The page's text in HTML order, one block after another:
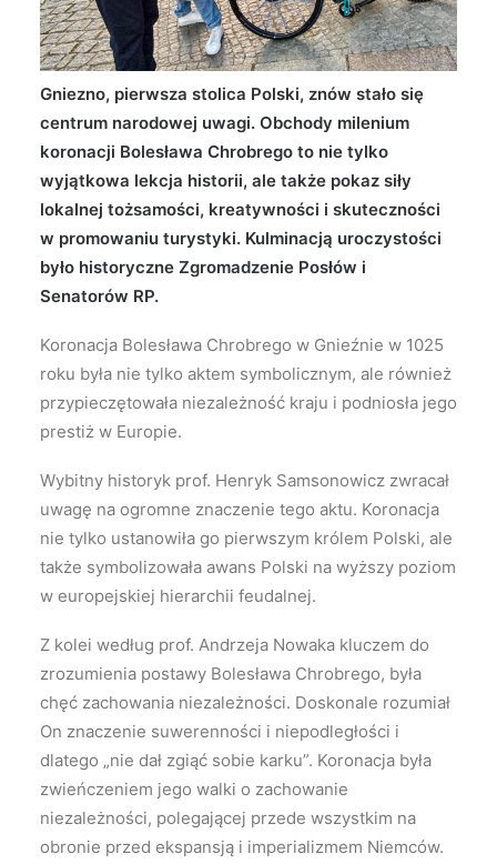
Gniezno, pierwsza stolica Polski, znów stało się
centrum narodowej uwagi. Obchody milenium
koronacji Bolesława Chrobrego to nie tylko
wyjątkowa lekcja historii, ale także pokaz siły
lokalnej tożsamości, kreatywności i skuteczności
w promowaniu turystyki. Kulminacją uroczystości
było historyczne Zgromadzenie Posłów i
Senatorów RP.
Koronacja Bolesława Chrobrego w Gnieźnie w 1025
roku była nie tylko aktem symbolicznym, ale również
przypieczętowała niezależność kraju i podniosła jego
prestiż w Europie.
Wybitny historyk prof. Henryk Samsonowicz zwracał
uwagę na ogromne znaczenie tego aktu. Koronacja
nie tylko ustanowiła go pierwszym królem Polski, ale
także symbolizowała awans Polski na wyższy poziom
w europejskiej hierarchii feudalnej.
Z kolei według prof. Andrzeja Nowaka kluczem do
zrozumienia postawy Bolesława Chrobrego, była
chęć zachowania niezależności. Doskonale rozumiał
On znaczenie suwerenności i niepodległości i
dlatego „nie dał zgiąć sobie karku”. Koronacja była
zwieńczeniem jego walki o zachowanie
niezależności, polegającej przede wszystkim na
obronie przed ekspansją i imperializmem Niemców.